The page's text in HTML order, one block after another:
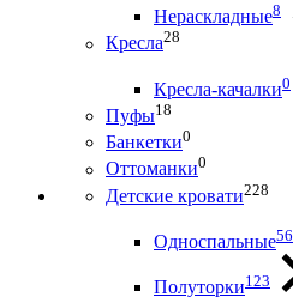
Нераскладные8
Кресла28
Кресла-качалки0
Пуфы18
Банкетки0
Оттоманки0
Детские кровати228
Односпальные56
Полуторки123